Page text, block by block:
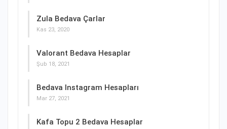
Zula Bedava Çarlar
Kas 23, 2020
Valorant Bedava Hesaplar
Şub 18, 2021
Bedava Instagram Hesapları
Mar 27, 2021
Kafa Topu 2 Bedava Hesaplar